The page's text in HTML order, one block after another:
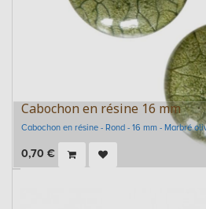
Cabochon en résine 16 mm
Cabochon en résine - Rond - 16 mm - Marbré
0,70 €